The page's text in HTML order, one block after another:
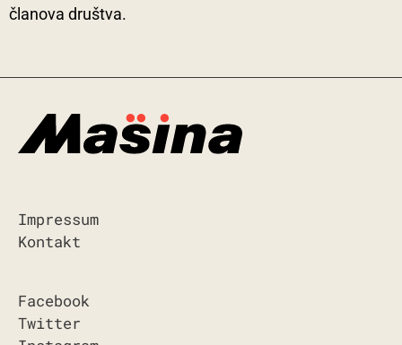
članova društva.
Impressum
Kontakt
Facebook
Twitter